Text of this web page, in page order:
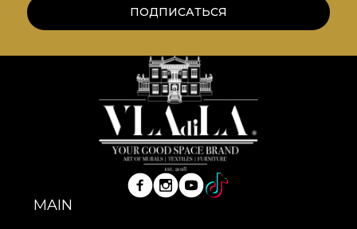
собственный клей при поклейке обоев. Так вы
получите быстрый, надёжный и эффективный
самым высоким стандартам качества.
ПОДПИСАТЬСЯ
MAIN